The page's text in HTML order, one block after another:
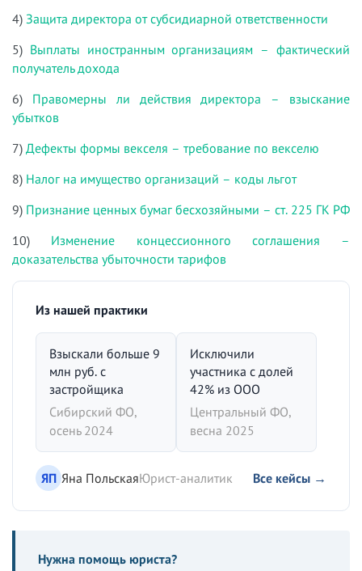
4) Защита директора от субсидиарной ответственности
5) Выплаты иностранным организациям – фактический
получатель дохода
6) Правомерны ли действия директора – взыскание
убытков
7) Дефекты формы векселя – требование по векселю
8) Налог на имущество организаций – коды льгот
9) Признание ценных бумаг бесхозяйными – ст. 225 ГК РФ
10) Изменение концессионного соглашения –
доказательства убыточности тарифов
Из нашей практики
Взыскали больше 9
млн руб. с
застройщика
Сибирский ФО,
осень 2024
Исключили
участника с долей
42% из ООО
Центральный ФО,
весна 2025
ЯП Яна ПольскаяЮрист-аналитик Все кейсы →
Нужна помощь юриста?